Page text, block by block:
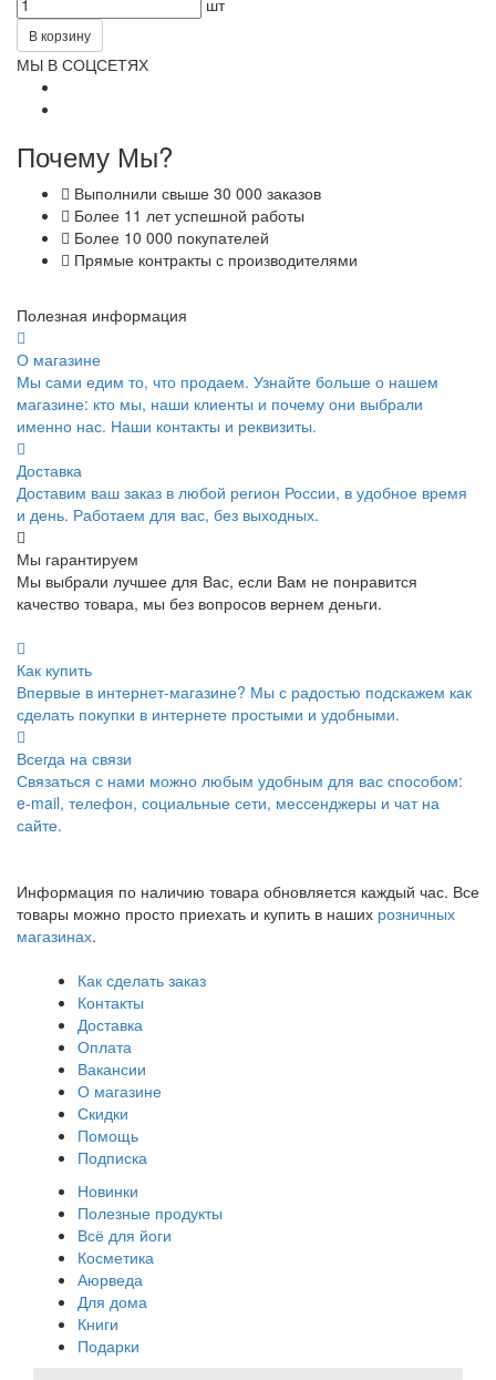
шт
В корзину
МЫ В СОЦСЕТЯХ
Почему Мы?
Выполнили свыше 30 000 заказов
Более 11 лет успешной работы
Более 10 000 покупателей
Прямые контракты с производителями
Полезная информация
О магазине
Мы сами едим то, что продаем. Узнайте больше о нашем
магазине: кто мы, наши клиенты и почему они выбрали
именно нас. Наши контакты и реквизиты.
Доставка
Доставим ваш заказ в любой регион России, в удобное время
и день. Работаем для вас, без выходных.
Мы гарантируем
Мы выбрали лучшее для Вас, если Вам не понравится
качество товара, мы без вопросов вернем деньги.
Как купить
Впервые в интернет-магазине? Мы с радостью подскажем как
сделать покупки в интернете простыми и удобными.
Всегда на связи
Связаться с нами можно любым удобным для вас способом:
e-mail, телефон, социальные сети, мессенджеры и чат на
сайте.
Информация по наличию товара обновляется каждый час. Все
товары можно просто приехать и купить в наших розничных
магазинах.
Как сделать заказ
Контакты
Доставка
Оплата
Вакансии
О магазине
Скидки
Помощь
Подписка
Новинки
Полезные продукты
Всё для йоги
Косметика
Аюрведа
Для дома
Книги
Подарки